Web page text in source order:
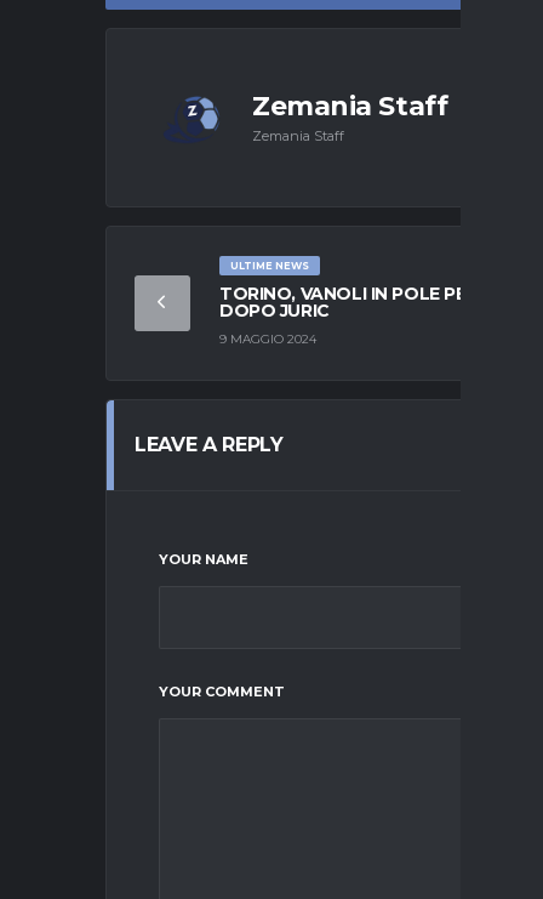
Zemania Staff
Zemania Staff
ULTIME NEWS
TORINO, VANOLI IN POLE PER IL
DOPO JURIC
9 MAGGIO 2024
LEAVE A REPLY
YOUR NAME
YOUR COMMENT